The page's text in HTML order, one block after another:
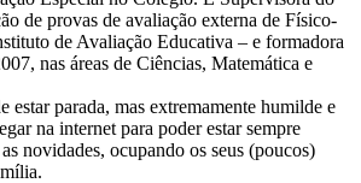
de provas de avaliação externa de Físico-
de Avaliação Educativa – e formadora
nas áreas de Ciências, Matemática e
estar parada, mas extremamente humilde e
na internet para poder estar sempre
novidades, ocupando os seus (poucos)